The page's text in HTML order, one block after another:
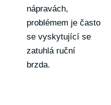
nápravách,
problémem je často
se vyskytující se
zatuhlá ruční
brzda.